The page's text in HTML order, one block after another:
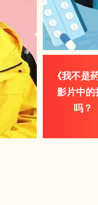
《我不是
影片中的
吗？